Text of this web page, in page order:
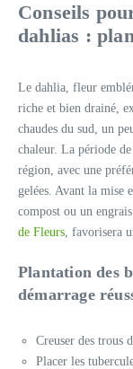
Conseils
dahlias :
Le dahlia, fleur
riche et bien drainé,
chaudes du sud, un
chaleur. La période
région, avec une
gelées. Avant la mise
compost ou un
de Fleurs, favorisera
Plantation des
démarrage
Creuser des trous
Placer les